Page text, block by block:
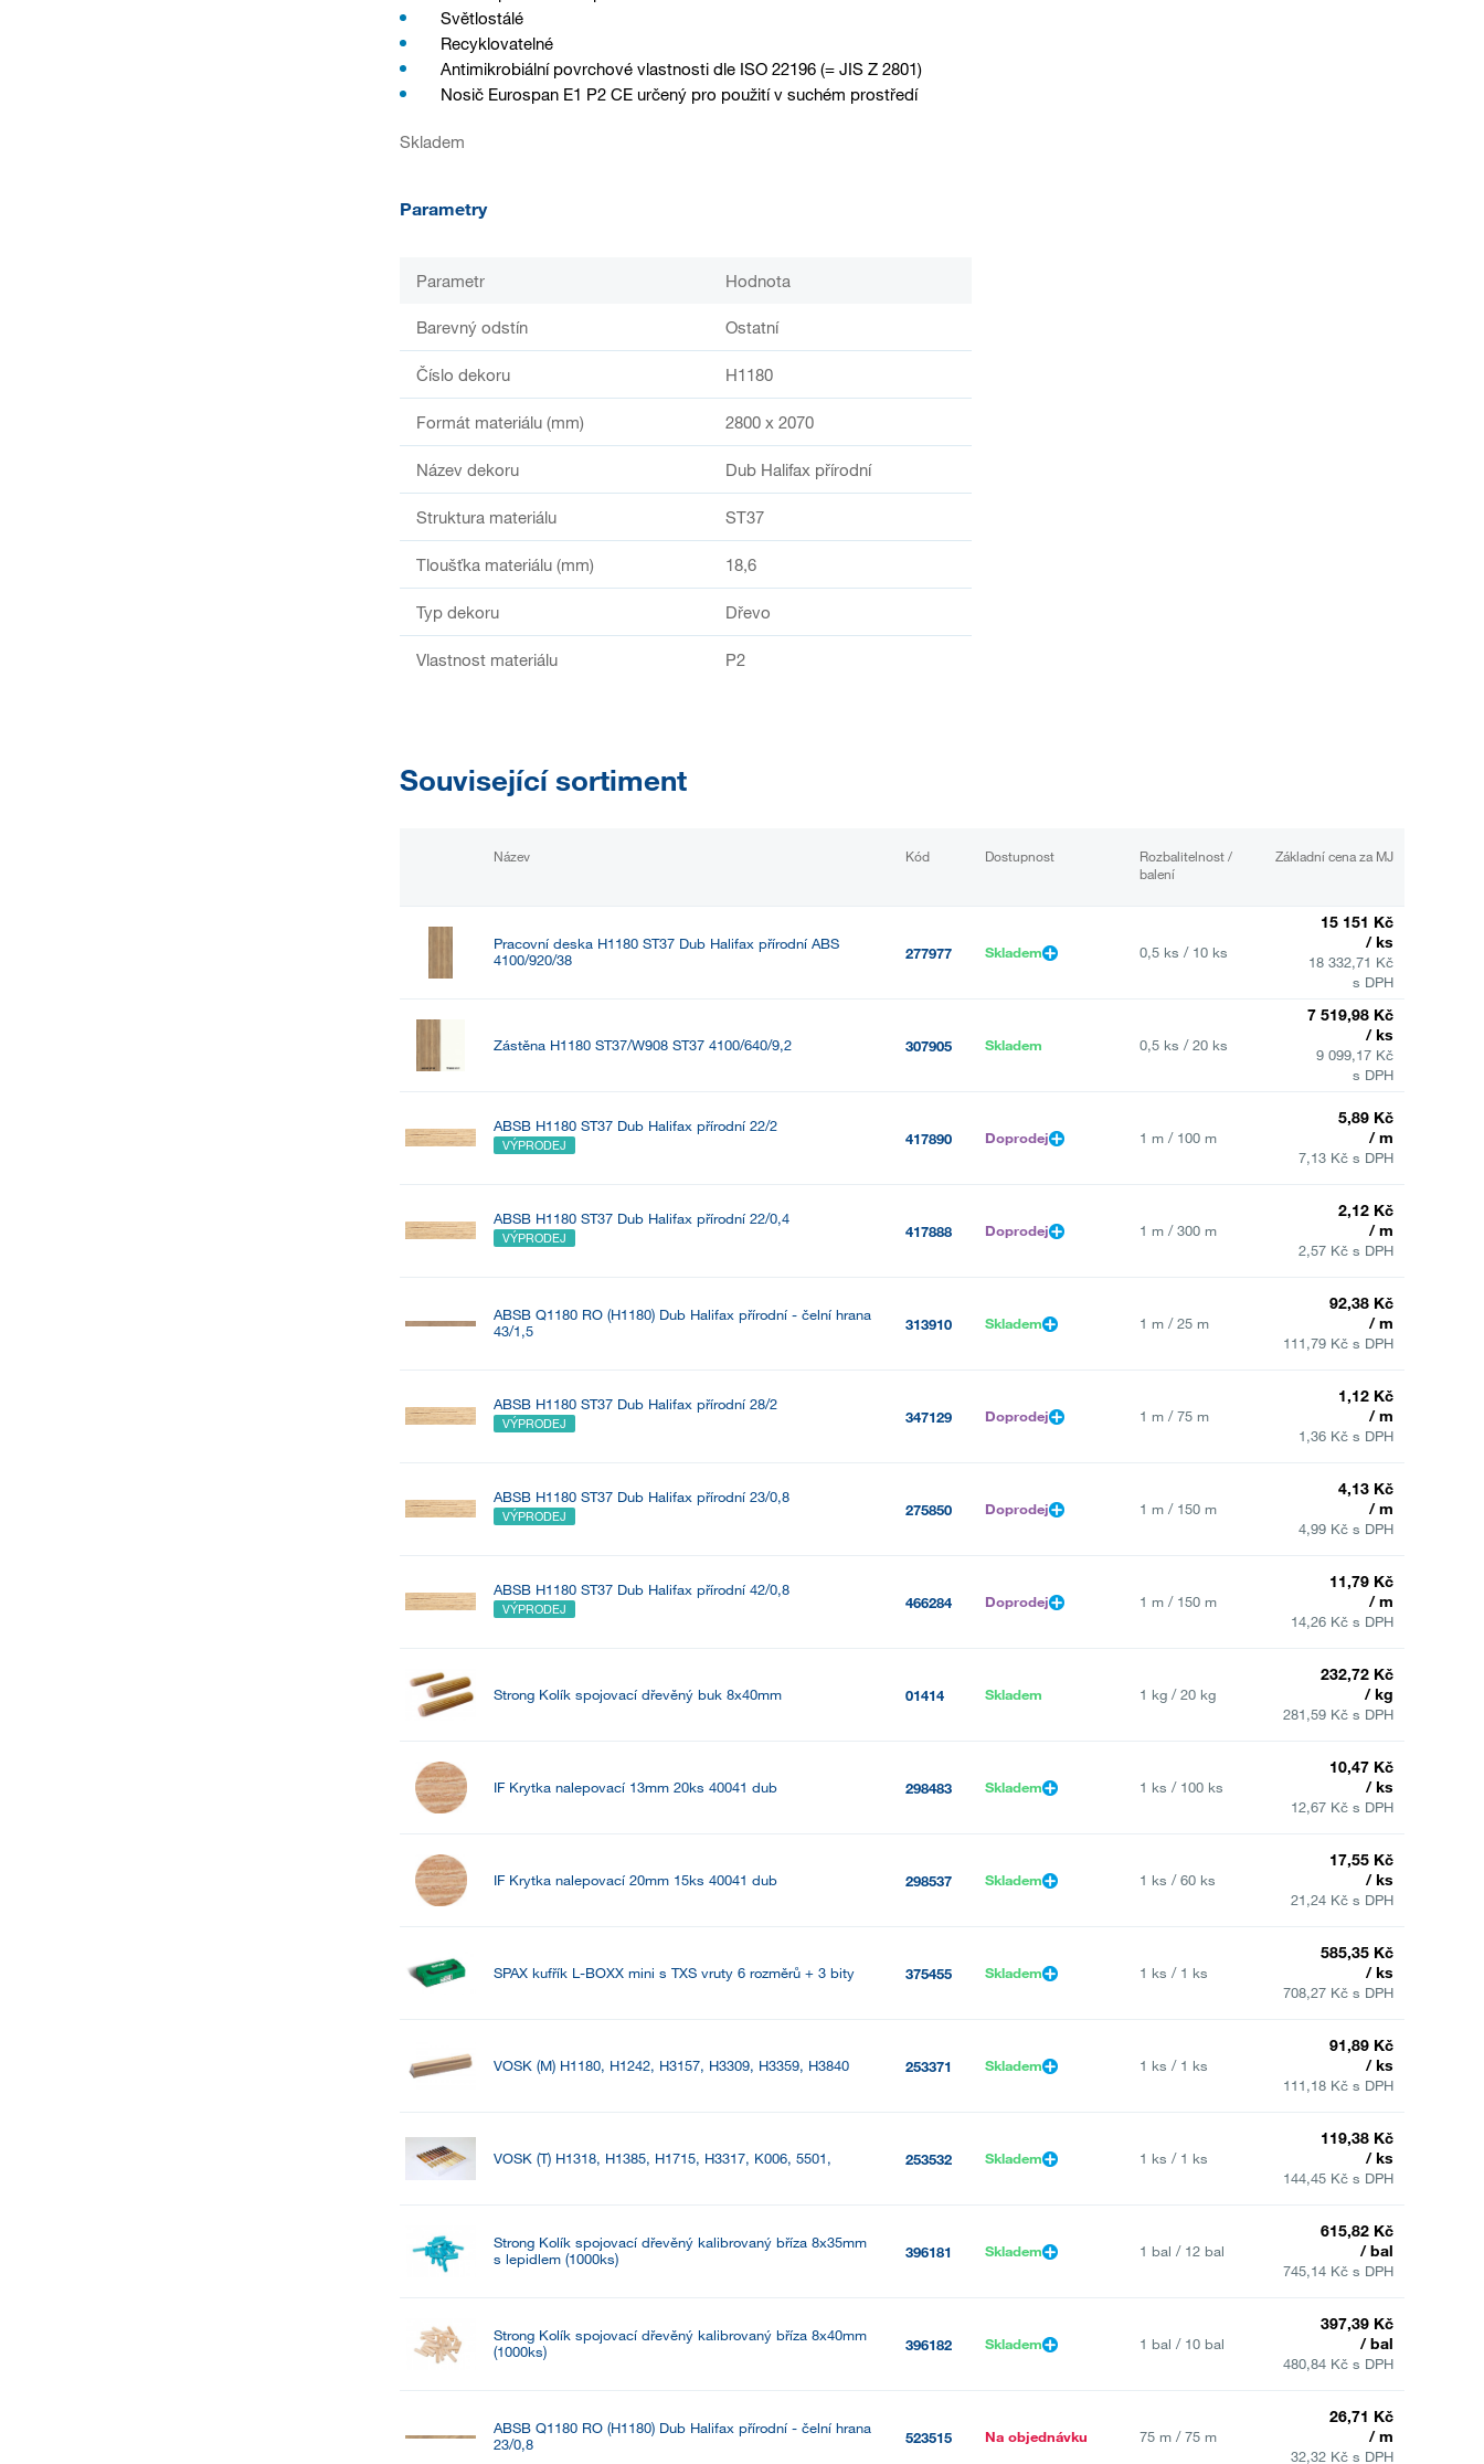
Světlostálé
Recyklovatelné
Antimikrobiální povrchové vlastnosti dle ISO 22196 (= JIS Z 2801)
Nosič Eurospan E1 P2 CE určený pro použití v suchém prostředí
Skladem
Parametry
Parametr Hodnota
Barevný odstín Ostatní
Číslo dekoru H1180
Formát materiálu (mm) 2800 x 2070
Název dekoru Dub Halifax přírodní
Struktura materiálu ST37
Tloušťka materiálu (mm) 18,6
Typ dekoru Dřevo
Vlastnost materiálu P2
Související sortiment
Název Kód Dostupnost
Rozbalitelnost /
balení
Základní cena za MJ
Pracovní deska H1180 ST37 Dub Halifax přírodní ABS
4100/920/38
277977 Skladem 0,5 ks / 10 ks
15 151 Kč
/ ks
18 332,71 Kč
s DPH
Zástěna H1180 ST37/W908 ST37 4100/640/9,2 307905 Skladem 0,5 ks / 20 ks
7 519,98 Kč
/ ks
9 099,17 Kč
s DPH
ABSB H1180 ST37 Dub Halifax přírodní 22/2
VÝPRODEJ 417890 Doprodej 1 m / 100 m
5,89 Kč
/ m
7,13 Kč s DPH
ABSB H1180 ST37 Dub Halifax přírodní 22/0,4
VÝPRODEJ 417888 Doprodej 1 m / 300 m
2,12 Kč
/ m
2,57 Kč s DPH
ABSB Q1180 RO (H1180) Dub Halifax přírodní - čelní hrana
43/1,5
313910 Skladem 1 m / 25 m
92,38 Kč
/ m
111,79 Kč s DPH
ABSB H1180 ST37 Dub Halifax přírodní 28/2
VÝPRODEJ 347129 Doprodej 1 m / 75 m
1,12 Kč
/ m
1,36 Kč s DPH
ABSB H1180 ST37 Dub Halifax přírodní 23/0,8
VÝPRODEJ 275850 Doprodej 1 m / 150 m
4,13 Kč
/ m
4,99 Kč s DPH
ABSB H1180 ST37 Dub Halifax přírodní 42/0,8
VÝPRODEJ 466284 Doprodej 1 m / 150 m
11,79 Kč
/ m
14,26 Kč s DPH
Strong Kolík spojovací dřevěný buk 8x40mm 01414 Skladem 1 kg / 20 kg
232,72 Kč
/ kg
281,59 Kč s DPH
IF Krytka nalepovací 13mm 20ks 40041 dub 298483 Skladem 1 ks / 100 ks
10,47 Kč
/ ks
12,67 Kč s DPH
IF Krytka nalepovací 20mm 15ks 40041 dub 298537 Skladem 1 ks / 60 ks
17,55 Kč
/ ks
21,24 Kč s DPH
SPAX kufřík L-BOXX mini s TXS vruty 6 rozměrů + 3 bity 375455 Skladem 1 ks / 1 ks
585,35 Kč
/ ks
708,27 Kč s DPH
VOSK (M) H1180, H1242, H3157, H3309, H3359, H3840 253371 Skladem 1 ks / 1 ks
91,89 Kč
/ ks
111,18 Kč s DPH
VOSK (T) H1318, H1385, H1715, H3317, K006, 5501, 253532 Skladem 1 ks / 1 ks
119,38 Kč
/ ks
144,45 Kč s DPH
Strong Kolík spojovací dřevěný kalibrovaný bříza 8x35mm
s lepidlem (1000ks)
396181 Skladem 1 bal / 12 bal
615,82 Kč
/ bal
745,14 Kč s DPH
Strong Kolík spojovací dřevěný kalibrovaný bříza 8x40mm
(1000ks)
396182 Skladem 1 bal / 10 bal
397,39 Kč
/ bal
480,84 Kč s DPH
ABSB Q1180 RO (H1180) Dub Halifax přírodní - čelní hrana
23/0,8
523515 Na objednávku 75 m / 75 m
26,71 Kč
/ m
32,32 Kč s DPH